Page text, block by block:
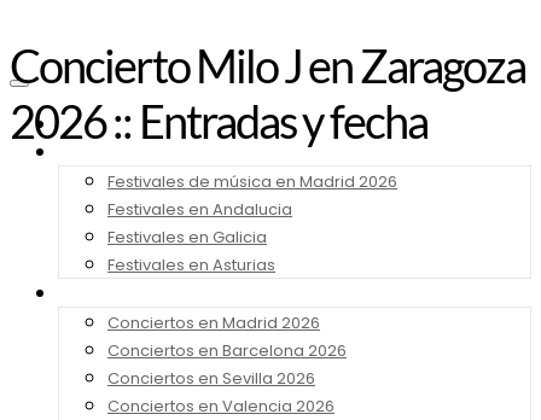
Noticias
Festivales de música en Madrid 2026
Festivales en Andalucia
Festivales en Galicia
Festivales en Asturias
Conciertos en Madrid 2026
Conciertos en Barcelona 2026
Conciertos en Sevilla 2026
Conciertos en Valencia 2026
Concierto Milo J en Zaragoza
2026 :: Entradas y fecha